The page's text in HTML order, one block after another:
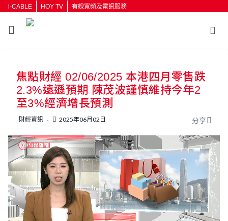
i-CABLE HOY TV 有線寬頻及電訊服務
按輸入鍵開始搜尋
焦點財經 02/06/2025 本港四月零售跌
2.3%遠遜預期 陳茂波謹慎維持今年2
至3%經濟增長預測
財經資訊 2025年06月02日 分享